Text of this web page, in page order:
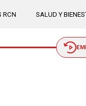
RCN SALUD Y